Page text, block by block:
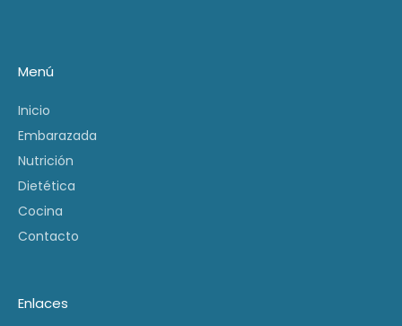
Menú
Inicio
Embarazada
Nutrición
Dietética
Cocina
Contacto
Enlaces